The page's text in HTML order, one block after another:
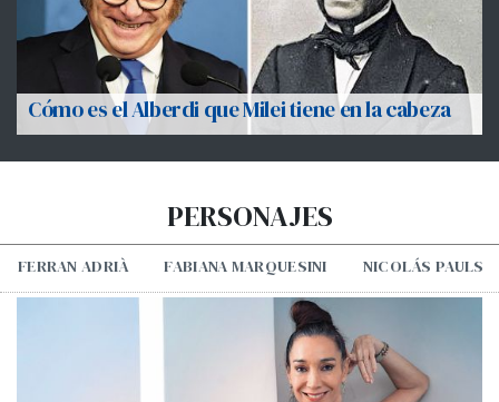
Cómo es el Alberdi que Milei tiene en la cabeza
PERSONAJES
FERRAN ADRIÀ FABIANA MARQUESINI NICOLÁS PAULS